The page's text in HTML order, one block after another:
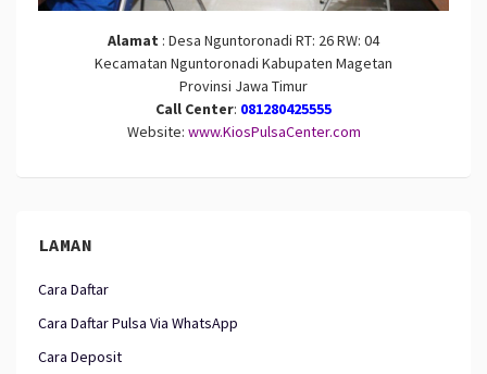
Alamat : Desa Nguntoronadi RT: 26 RW: 04
Kecamatan Nguntoronadi Kabupaten Magetan
Provinsi Jawa Timur
Call Center: 081280425555
Website: www.KiosPulsaCenter.com
LAMAN
Cara Daftar
Cara Daftar Pulsa Via WhatsApp
Cara Deposit